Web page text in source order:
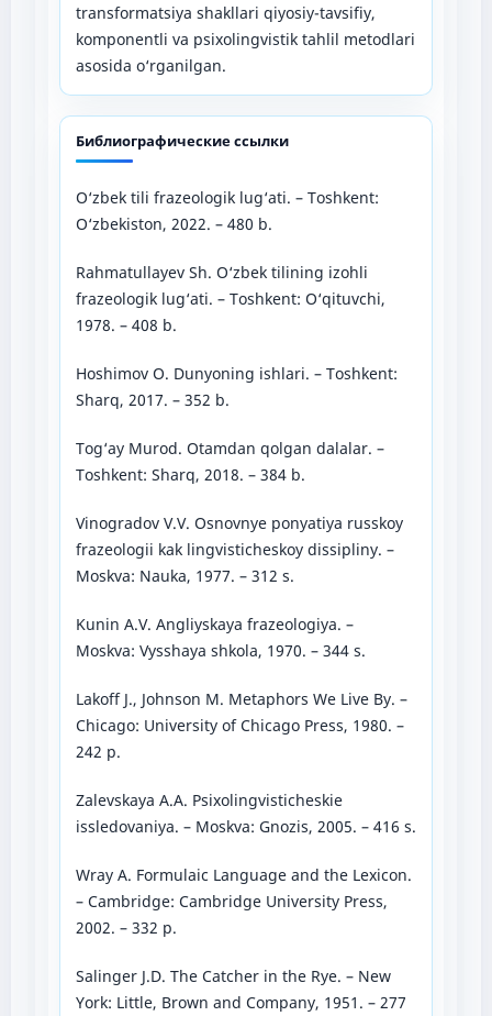
transformatsiya shakllari qiyosiy-tavsifiy,
komponentli va psixolingvistik tahlil metodlari
asosida o‘rganilgan.
Библиографические ссылки
O‘zbek tili frazeologik lug‘ati. – Toshkent:
O‘zbekiston, 2022. – 480 b.
Rahmatullayev Sh. O‘zbek tilining izohli
frazeologik lug‘ati. – Toshkent: O‘qituvchi,
1978. – 408 b.
Hoshimov O. Dunyoning ishlari. – Toshkent:
Sharq, 2017. – 352 b.
Tog‘ay Murod. Otamdan qolgan dalalar. –
Toshkent: Sharq, 2018. – 384 b.
Vinogradov V.V. Osnovnye ponyatiya russkoy
frazeologii kak lingvisticheskoy dissipliny. –
Moskva: Nauka, 1977. – 312 s.
Kunin A.V. Angliyskaya frazeologiya. –
Moskva: Vysshaya shkola, 1970. – 344 s.
Lakoff J., Johnson M. Metaphors We Live By. –
Chicago: University of Chicago Press, 1980. –
242 p.
Zalevskaya A.A. Psixolingvisticheskie
issledovaniya. – Moskva: Gnozis, 2005. – 416 s.
Wray A. Formulaic Language and the Lexicon.
– Cambridge: Cambridge University Press,
2002. – 332 p.
Salinger J.D. The Catcher in the Rye. – New
York: Little, Brown and Company, 1951. – 277